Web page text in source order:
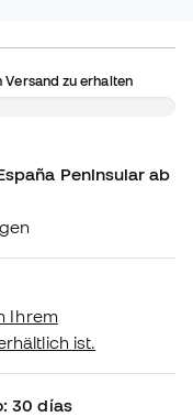
Versand zu erhalten
Peninsular ab
Ihrem
ist.
30 días